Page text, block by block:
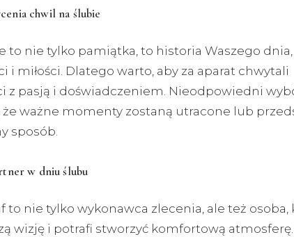
chwil na ślubie
to nie tylko pamiątka, to historia Waszego dnia,
i miłości. Dlatego warto, aby za aparat chwytali
z pasją i doświadczeniem. Nieodpowiedni
że ważne momenty zostaną utracone lub
sposób.
w dniu ślubu
to nie tylko wykonawca zlecenia, ale też osoba,
wizję i potrafi stworzyć komfortową